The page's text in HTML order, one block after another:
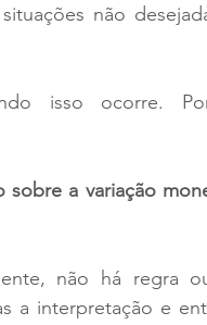
não
isso ocorre.
a variação
não há regra
a interpretação e